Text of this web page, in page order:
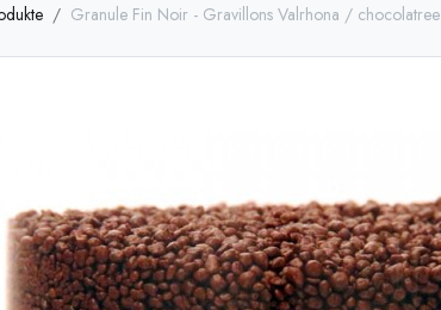
Granule Fin Noir - Gravillons Valrhona / chocolatree